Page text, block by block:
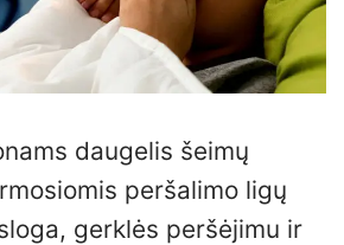
daugelis šeimų
peršalimo ligų
gerklės peršėjimu ir